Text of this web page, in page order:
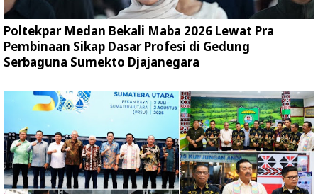
Poltekpar Medan Bekali Maba 2026 Lewat Pra
Pembinaan Sikap Dasar Profesi di Gedung
Serbaguna Sumekto Djajanegara